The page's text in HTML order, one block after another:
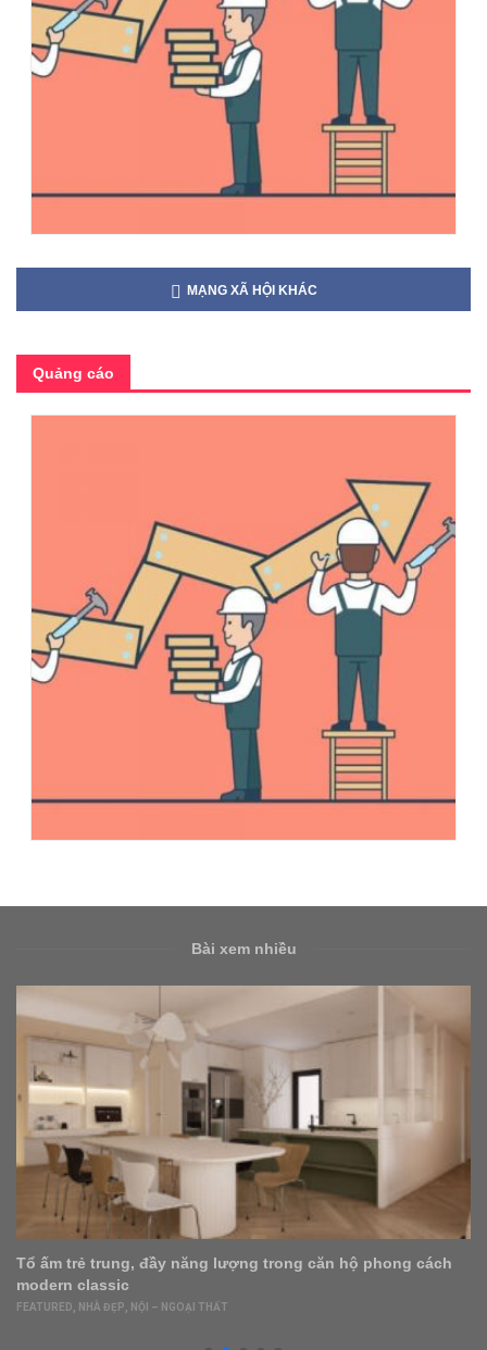
MẠNG XÃ HỘI KHÁC
Quảng cáo
Bài xem nhiều
Tổ ấm trẻ trung, đầy năng lượng trong căn hộ phong cách
modern classic
FEATURED, NHÀ ĐẸP, NỘI – NGOẠI THẤT